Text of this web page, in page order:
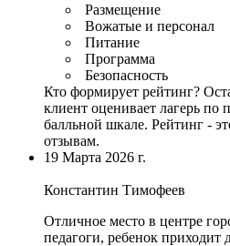
Размещение
Вожатые и персонал
Питание
Программа
Безопасность
Кто формирует рейтинг?
клиент оценивает лагерь по
балльной шкале. Рейтинг -
отзывам.
19 Марта 2026 г.
Константин Тимофеев
Отличное место в центре
педагоги, ребенок приходит